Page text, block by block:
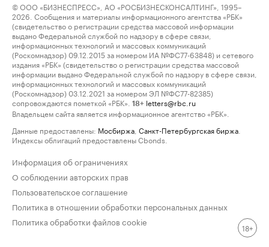
© ООО «БИЗНЕСПРЕСС», АО «РОСБИЗНЕСКОНСАЛТИНГ», 1995–
2026. Сообщения и материалы информационного агентства «РБК»
(свидетельство о регистрации средства массовой информации
выдано Федеральной службой по надзору в сфере связи,
информационных технологий и массовых коммуникаций
(Роскомнадзор) 09.12.2015 за номером ИА №ФС77-63848) и сетевого
издания «РБК» (свидетельство о регистрации средства массовой
информации выдано Федеральной службой по надзору в сфере связи,
информационных технологий и массовых коммуникаций
(Роскомнадзор) 03.12.2021 за номером ЭЛ №ФС77-82385)
сопровождаются пометкой «РБК».
18+ letters@rbc.ru
Владельцем сайта является информационное агентство «РБК».
Данные предоставлены: Мосбиржа Санкт-Петербургская биржа
Индексы облигаций предоставлены Cbonds.
Информация об ограничениях
О соблюдении авторских прав
Пользовательское соглашение
Политика в отношении обработки персональных данных
Политика обработки файлов cookie
18+